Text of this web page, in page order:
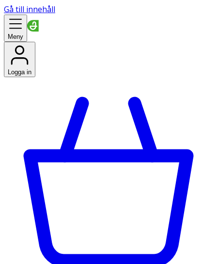
Gå till innehåll
Meny
Logga in